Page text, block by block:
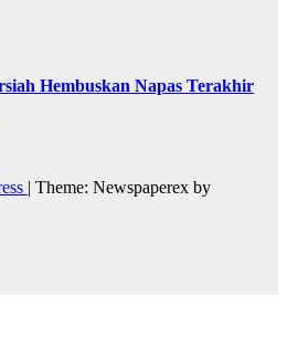
Hembuskan Napas Terakhir
| Theme: Newspaperex by